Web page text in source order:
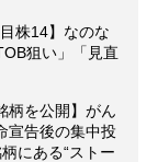
株14】なのな
狙い」「見直
柄を公開】がん
宣告後の集中投
にある“ストー